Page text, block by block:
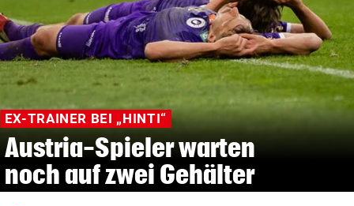
© Krone Multimedia GmbH & Co KG 2026
Muthgasse 2, 1190 Wien
EX-TRAINER BEI „HINTI“
Austria-Spieler warten
noch auf zwei Gehälter